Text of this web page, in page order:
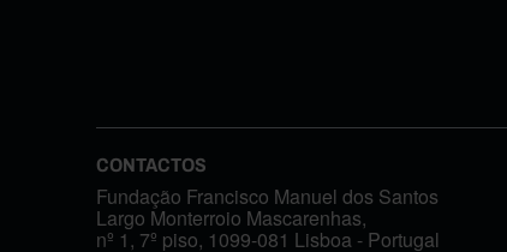
CONTACTOS
Fundação Francisco Manuel dos Santos
Largo Monterroio Mascarenhas,
nº 1, 7º piso, 1099-081 Lisboa - Portugal